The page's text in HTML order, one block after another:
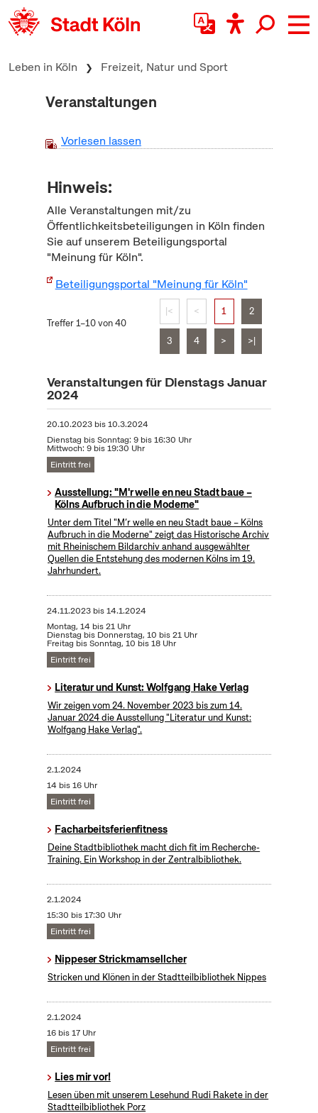
zum Inhalt springen
Leben in Köln Freizeit, Natur und Sport
Veranstaltungen
Vorlesen lassen
Hinweis:
Alle Veranstaltungen mit/zu
Öffentlichkeitsbeteiligungen in Köln finden
Sie auf unserem Beteiligungsportal
"Meinung für Köln".
Beteiligungsportal "Meinung für Köln"
Treffer 1–10 von 40
|< < 1 2
3 4 > >|
Veranstaltungen für Dienstags Januar
2024
20.10.2023bis10.3.2024
Dienstag bis Sonntag: 9 bis 16:30 Uhr
Mittwoch: 9 bis 19:30 Uhr
Eintritt frei
Ausstellung: "M'r welle en neu Stadt baue –
Kölns Aufbruch in die Moderne"
Unter dem Titel "M’r welle en neu Stadt baue – Kölns
Aufbruch in die Moderne" zeigt das Historische Archiv
mit Rheinischem Bildarchiv anhand ausgewählter
Quellen die Entstehung des modernen Kölns im 19.
Jahrhundert.
24.11.2023bis14.1.2024
Montag, 14 bis 21 Uhr
Dienstag bis Donnerstag, 10 bis 21 Uhr
Freitag bis Sonntag, 10 bis 18 Uhr
Eintritt frei
Literatur und Kunst: Wolfgang Hake Verlag
Wir zeigen vom 24. November 2023 bis zum 14.
Januar 2024 die Ausstellung "Literatur und Kunst:
Wolfgang Hake Verlag".
2.1.2024
14 bis 16 Uhr
Eintritt frei
Facharbeitsferienfitness
Deine Stadtbibliothek macht dich fit im Recherche-
Training. Ein Workshop in der Zentralbibliothek.
2.1.2024
15:30 bis 17:30 Uhr
Eintritt frei
Nippeser Strickmamsellcher
Stricken und Klönen in der Stadtteilbibliothek Nippes
2.1.2024
16 bis 17 Uhr
Eintritt frei
Lies mir vor!
Lesen üben mit unserem Lesehund Rudi Rakete in der
Stadtteilbibliothek Porz